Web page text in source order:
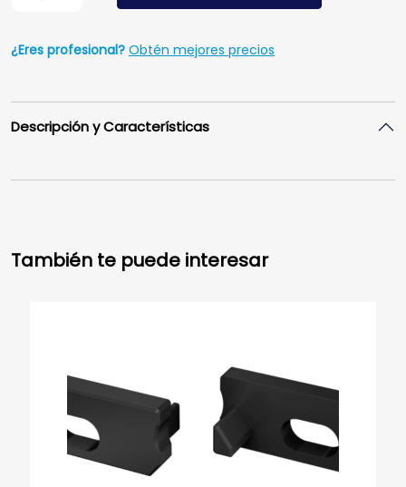
¿Eres profesional? Obtén mejores precios
Descripción y Características
También te puede interesar